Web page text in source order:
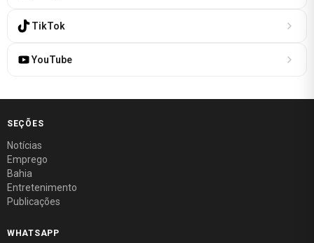
TikTok
YouTube
SEÇÕES
Notícias
Emprego
Bahia
Entretenimento
Publicações
WHATSAPP